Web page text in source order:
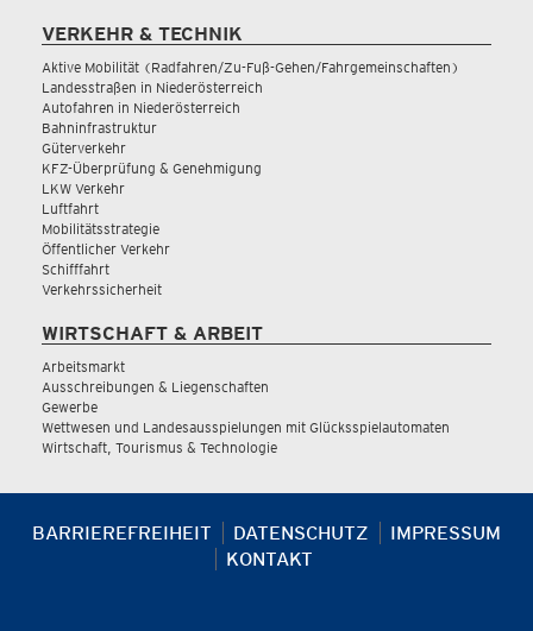
VERKEHR & TECHNIK
Aktive Mobilität (Radfahren/Zu-Fuß-Gehen/Fahrgemeinschaften)
Landesstraßen in Niederösterreich
Autofahren in Niederösterreich
Bahninfrastruktur
Güterverkehr
KFZ-Überprüfung & Genehmigung
LKW Verkehr
Luftfahrt
Mobilitätsstrategie
Öffentlicher Verkehr
Schifffahrt
Verkehrssicherheit
WIRTSCHAFT & ARBEIT
Arbeitsmarkt
Ausschreibungen & Liegenschaften
Gewerbe
Wettwesen und Landesausspielungen mit Glücksspielautomaten
Wirtschaft, Tourismus & Technologie
BARRIEREFREIHEIT DATENSCHUTZ
IMPRESSUM
KONTAKT